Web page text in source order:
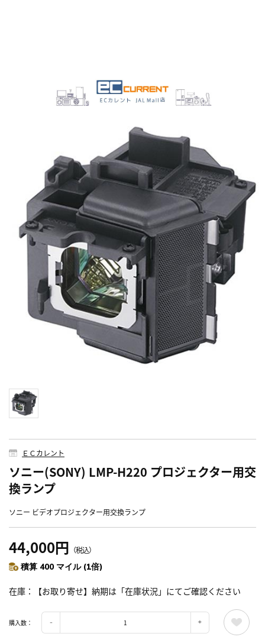
ＥＣカレント
ソニー(SONY) LMP-H220 プロジェクター用交
換ランプ
ソニー ビデオプロジェクター用交換ランプ
44,000円 （税込）
積算 400 マイル (1倍)
在庫 【お取り寄せ】納期は「在庫状況」にてご確認ください
購入数：